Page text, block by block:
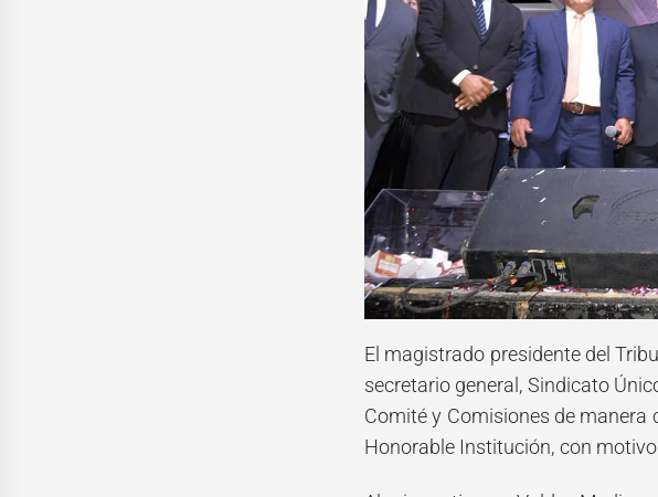
El magistrado presidente del
secretario general, Sindicato
Comité y Comisiones de
Honorable Institución, con motivo